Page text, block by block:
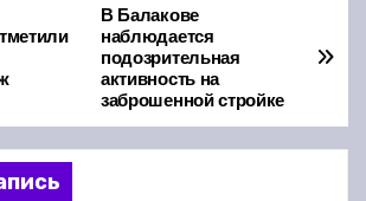
В Балакове
наблюдается
подозрительная
активность на
заброшенной стройке